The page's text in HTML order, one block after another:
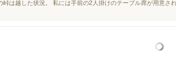
は越した状況。 私には手前の2人掛けのテーブル席が用意さ